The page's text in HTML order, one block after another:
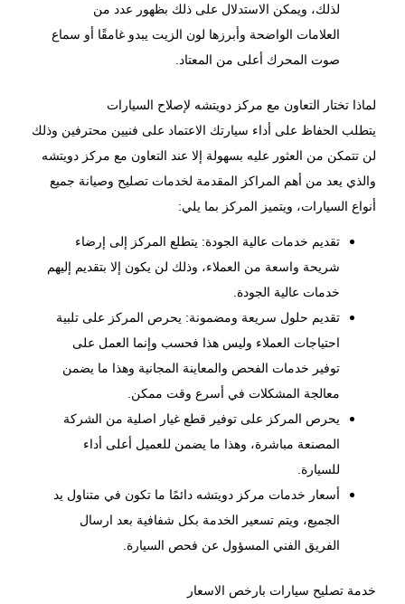
لذلك، ويمكن الاستدلال على ذلك بظهور عدد من
العلامات الواضحة وأبرزها لون الزيت يبدو غامقًا أو سماع
صوت المحرك أعلى من المعتاد.
لماذا تختار التعاون مع مركز دويتشه لإصلاح السيارات
يتطلب الحفاظ على أداء سيارتك الاعتماد على فنيين محترفين وذلك
لن تتمكن من العثور عليه بسهولة إلا عند التعاون مع مركز دويتشه
والذي يعد من أهم المراكز المقدمة لخدمات تصليح وصيانة جميع
أنواع السيارات، ويتميز المركز بما يلي:
تقديم خدمات عالية الجودة: يتطلع المركز إلى إرضاء
شريحة واسعة من العملاء، وذلك لن يكون إلا بتقديم إليهم
خدمات عالية الجودة.
تقديم حلول سريعة ومضمونة: يحرص المركز على تلبية
احتياجات العملاء وليس هذا فحسب وإنما العمل على
توفير خدمات الفحص والمعاينة المجانية وهذا ما يضمن
معالجة المشكلات في أسرع وقت ممكن.
يحرص المركز على توفير قطع غيار اصلية من الشركة
المصنعة مباشرة، وهذا ما يضمن للعميل أعلى أداء
للسيارة.
أسعار خدمات مركز دويتشه دائمًا ما تكون في متناول يد
الجميع، ويتم تسعير الخدمة بكل شفافية بعد ارسال
الفريق الفني المسؤول عن فحص السيارة.
خدمة تصليح سيارات بارخص الاسعار